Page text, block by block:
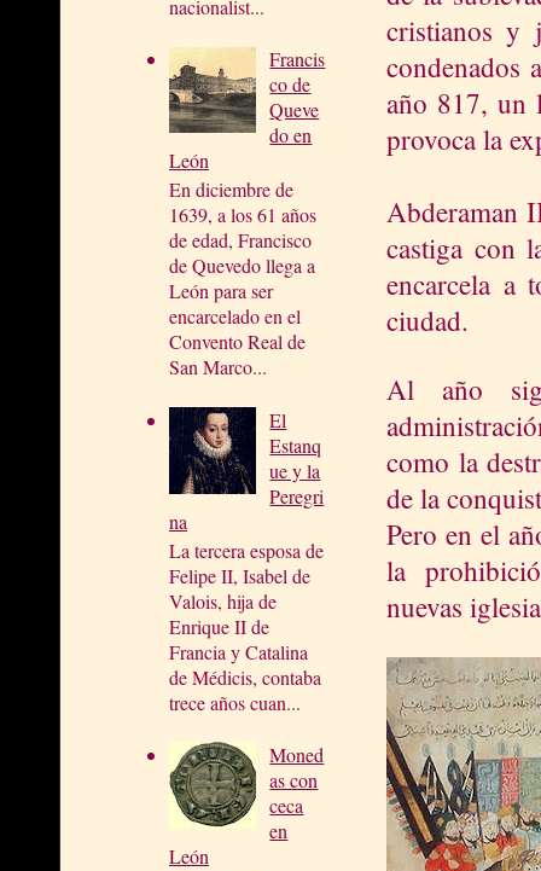
nacionalist...
Francis
co de
Queve
do en
León
En diciembre de
1639, a los 61 años
de edad, Francisco
de Quevedo llega a
León para ser
encarcelado en el
Convento Real de
San Marco...
El
Estanq
ue y la
Peregri
na
La tercera esposa de
Felipe II, Isabel de
Valois, hija de
Enrique II de
Francia y Catalina
de Médicis, contaba
trece años cuan...
Moned
as con
ceca
en
León
cristianos y
condenados
año 817, un
provoca la
Abderaman
castiga con
encarcela a
ciudad.
Al año
como la
de la
Pero en el
la
nuevas